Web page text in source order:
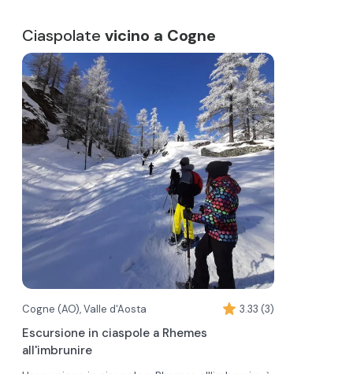
Ciaspolate vicino a Cogne
Cogne (AO), Valle d'Aosta 3.33 (3)
Escursione in ciaspole a Rhemes
all'imbrunire